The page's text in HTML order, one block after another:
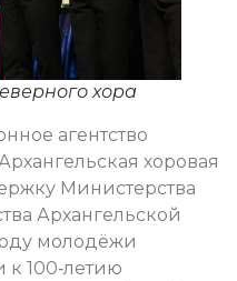
хора
агентство
хоровая
Министерства
Архангельской
молодёжи
к 100‑летию